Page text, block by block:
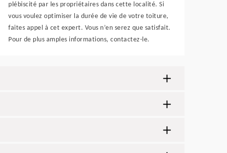
plébiscité par les propriétaires dans cette localité. Si
vous voulez optimiser la durée de vie de votre toiture,
faites appel à cet expert. Vous n’en serez que satisfait.
Pour de plus amples informations, contactez-le.